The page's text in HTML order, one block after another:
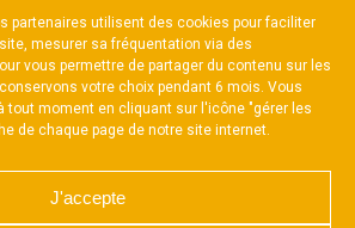
partenaires utilisent des cookies pour faciliter
mesurer sa fréquentation via des
vous permettre de partager du contenu sur les
votre choix pendant 6 mois. Vous
tout moment en cliquant sur l'icône "gérer les
de chaque page de notre site internet.
J'accepte
Partenaire titre